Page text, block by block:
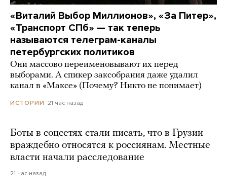
«Виталий Выбор Миллионов», «За Питер»,
«Транспорт СПб» — так теперь
называются телеграм-каналы
петербургских политиков
Они массово переименовывают их перед
выборами. А спикер заксобрания даже удалил
канал в «Максе» (Почему? Никто не понимает)
ИСТОРИИ 21 час назад
Боты в соцсетях стали писать, что в Грузии
враждебно относятся к россиянам. Местные
власти начали расследование
21 час назад